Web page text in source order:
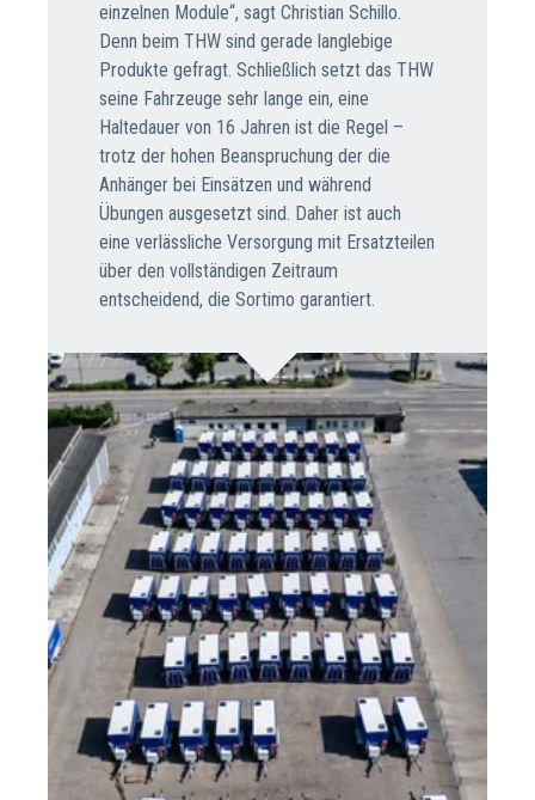
einzelnen Module“, sagt Christian Schillo.
Denn beim THW sind gerade langlebige
Produkte gefragt. Schließlich setzt das THW
seine Fahrzeuge sehr lange ein, eine
Haltedauer von 16 Jahren ist die Regel –
trotz der hohen Beanspruchung der die
Anhänger bei Einsätzen und während
Übungen ausgesetzt sind. Daher ist auch
eine verlässliche Versorgung mit Ersatzteilen
über den vollständigen Zeitraum
entscheidend, die Sortimo garantiert.